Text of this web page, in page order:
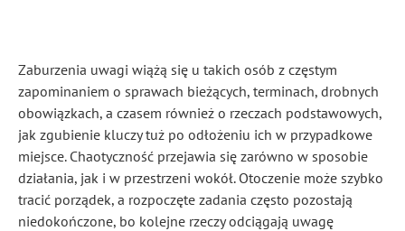
Zaburzenia uwagi wiążą się u takich osób z częstym
zapominaniem o sprawach bieżących, terminach, drobnych
obowiązkach, a czasem również o rzeczach podstawowych,
jak zgubienie kluczy tuż po odłożeniu ich w przypadkowe
miejsce. Chaotyczność przejawia się zarówno w sposobie
działania, jak i w przestrzeni wokół. Otoczenie może szybko
tracić porządek, a rozpoczęte zadania często pozostają
niedokończone, bo kolejne rzeczy odciągają uwagę